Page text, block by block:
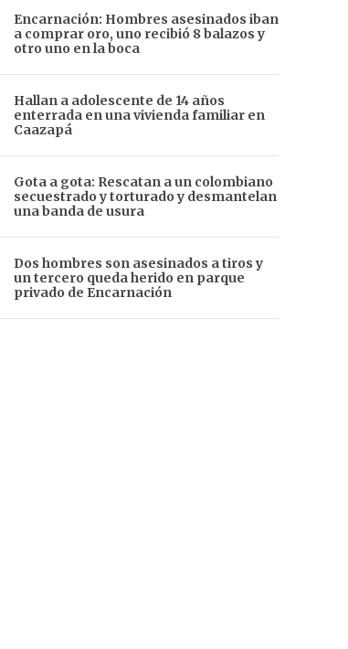
Encarnación: Hombres asesinados iban
a comprar oro, uno recibió 8 balazos y
otro uno en la boca
Hallan a adolescente de 14 años
enterrada en una vivienda familiar en
Caazapá
Gota a gota: Rescatan a un colombiano
secuestrado y torturado y desmantelan
una banda de usura
Dos hombres son asesinados a tiros y
un tercero queda herido en parque
privado de Encarnación